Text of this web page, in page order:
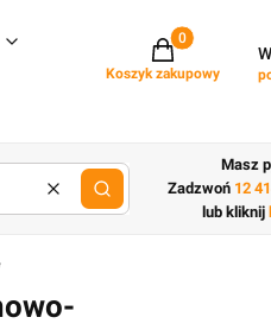
Projekty w
Koszyk zakupowy
Wyczyśćlub wpisz cechy
Masz
Zadzwoń 12
lub kliknij